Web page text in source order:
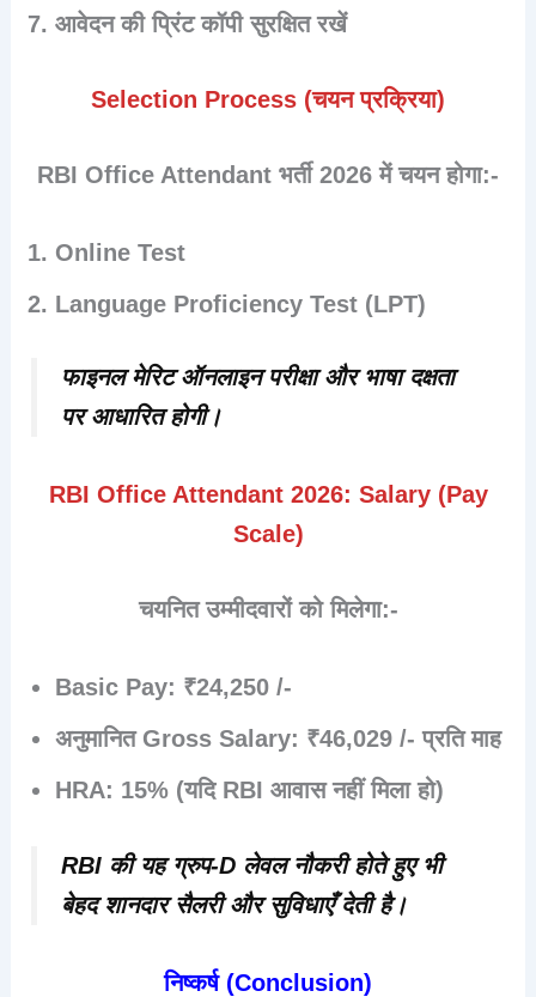
आवेदन की प्रिंट कॉपी सुरक्षित रखें
Selection Process (चयन प्रक्रिया)
RBI Office Attendant भर्ती 2026 में चयन होगा:-
Online Test
Language Proficiency Test (LPT)
फाइनल मेरिट ऑनलाइन परीक्षा और भाषा दक्षता
पर आधारित होगी।
RBI Office Attendant 2026: Salary (Pay
Scale)
चयनित उम्मीदवारों को मिलेगा:-
Basic Pay: ₹24,250 /-
अनुमानित Gross Salary: ₹46,029 /- प्रति माह
HRA: 15% (यदि RBI आवास नहीं मिला हो)
RBI की यह ग्रुप-D लेवल नौकरी होते हुए भी
बेहद शानदार सैलरी और सुविधाएँदेती है।
निष्कर्ष (Conclusion)